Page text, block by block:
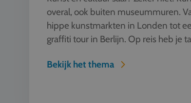
overal, ook buiten museummuren.
hippe kunstmarkten in Londen tot
graffiti tour in Berlijn. Op reis heb je
Bekijk het thema